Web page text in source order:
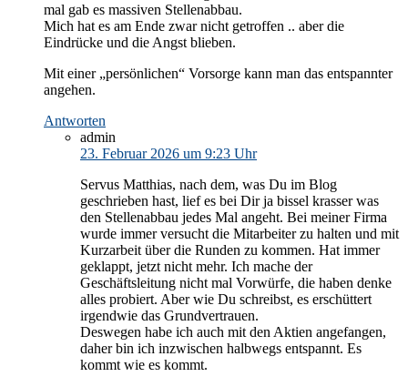
mal gab es massiven Stellenabbau.
Mich hat es am Ende zwar nicht getroffen .. aber die
Eindrücke und die Angst blieben.
Mit einer „persönlichen“ Vorsorge kann man das entspannter
angehen.
Antworten
admin
23. Februar 2026 um 9:23 Uhr
Servus Matthias, nach dem, was Du im Blog
geschrieben hast, lief es bei Dir ja bissel krasser was
den Stellenabbau jedes Mal angeht. Bei meiner Firma
wurde immer versucht die Mitarbeiter zu halten und mit
Kurzarbeit über die Runden zu kommen. Hat immer
geklappt, jetzt nicht mehr. Ich mache der
Geschäftsleitung nicht mal Vorwürfe, die haben denke
alles probiert. Aber wie Du schreibst, es erschüttert
irgendwie das Grundvertrauen.
Deswegen habe ich auch mit den Aktien angefangen,
daher bin ich inzwischen halbwegs entspannt. Es
kommt wie es kommt.